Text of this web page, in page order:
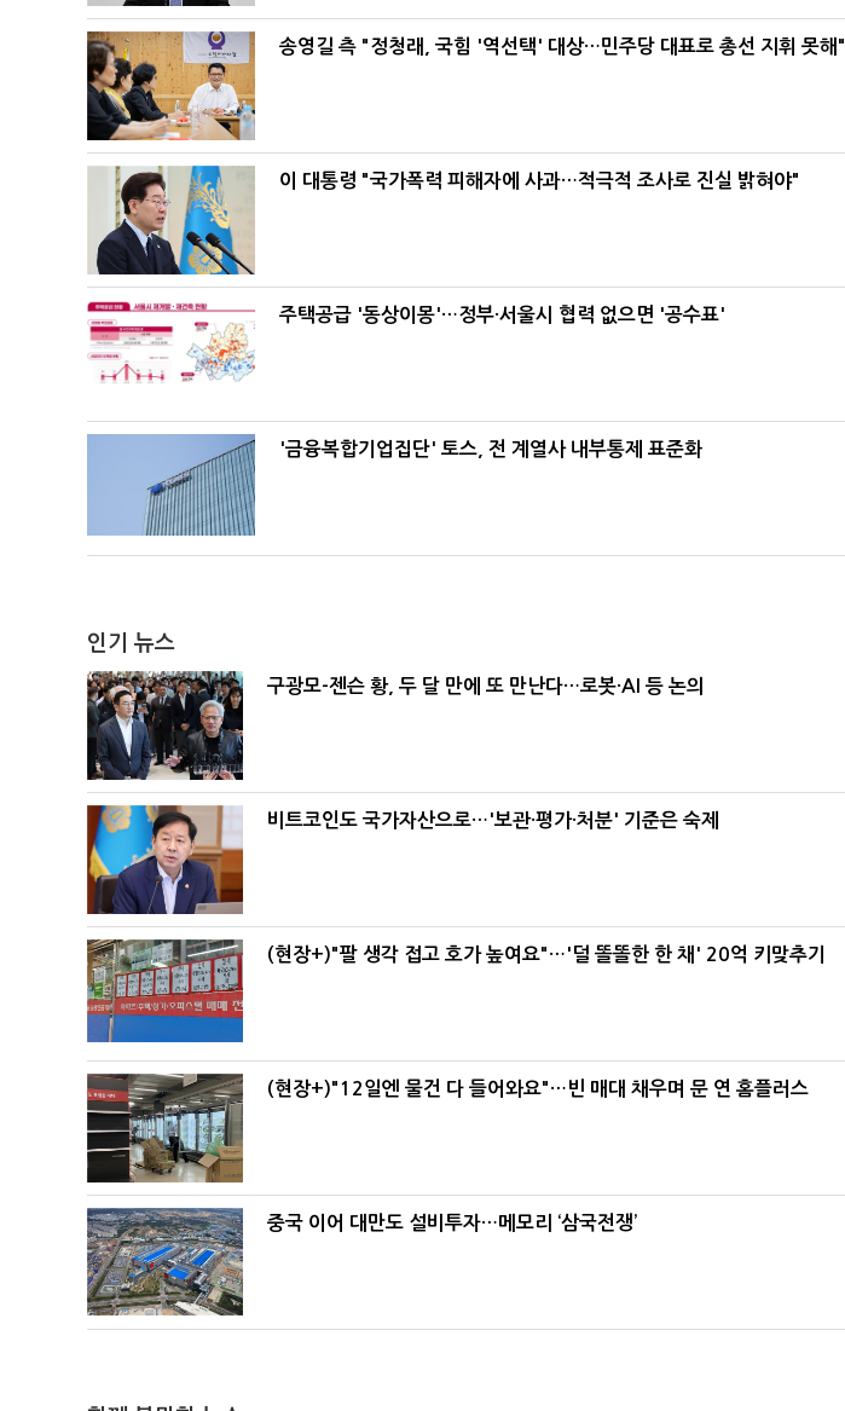
송영길 측 "정청래, 국힘 '역선택' 대상…민주당 대표로 총선 지휘 못해"
이 대통령 "국가폭력 피해자에 사과…적극적 조사로 진실 밝혀야"
주택공급 '동상이몽'…정부·서울시 협력 없으면 '공수표'
'금융복합기업집단' 토스, 전 계열사 내부통제 표준화
인기 뉴스
구광모-젠슨 황, 두 달 만에 또 만난다…로봇·AI 등 논의
비트코인도 국가자산으로…'보관·평가·처분' 기준은 숙제
(현장+)"팔 생각 접고 호가 높여요"…'덜 똘똘한 한 채' 20억 키맞추기
(현장+)"12일엔 물건 다 들어와요"…빈 매대 채우며 문 연 홈플러스
중국 이어 대만도 설비투자…메모리 ‘삼국전쟁’